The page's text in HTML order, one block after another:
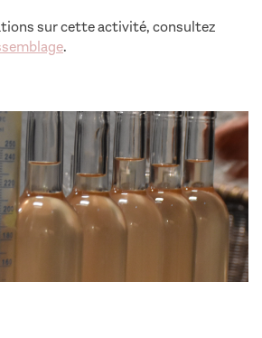
sur cette activité, consultez
.